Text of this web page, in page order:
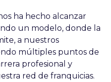
ha hecho alcanzar
un modelo, donde la
a nuestros
múltiples puntos de
profesional y
red de franquicias.